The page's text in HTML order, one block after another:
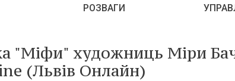
РОЗВАГИ
"Міфи" художниць Міри
(Львів Онлайн)